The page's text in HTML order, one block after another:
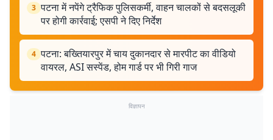
3 पटना में नपेंगे ट्रैफिक पुलिसकर्मी, वाहन चालकों से बदसलूकी
पर होगी कार्रवाई; एसपी ने दिए निर्देश
4 पटना: बख्तियारपुर में चाय दुकानदार से मारपीट का वीडियो
वायरल, ASI सस्पेंड, होम गार्ड पर भी गिरी गाज
विज्ञापन